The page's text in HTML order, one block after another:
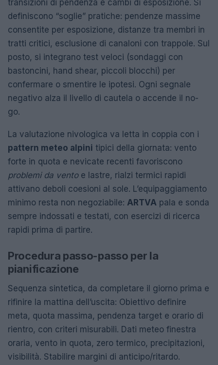
transizioni di pendenza e cambi di esposizione. Si
definiscono “soglie” pratiche: pendenze massime
consentite per esposizione, distanze tra membri in
tratti critici, esclusione di canaloni con trappole. Sul
posto, si integrano test veloci (sondaggi con
bastoncini, hand shear, piccoli blocchi) per
confermare o smentire le ipotesi. Ogni segnale
negativo alza il livello di cautela o accende il no-
go.
La valutazione nivologica va letta in coppia con i
pattern meteo alpini tipici della giornata: vento
forte in quota e nevicate recenti favoriscono
problemi da ventoe lastre, rialzi termici rapidi
attivano deboli coesioni al sole. L’equipaggiamento
minimo resta non negoziabile: ARTVA pala e sonda
sempre indossati e testati, con esercizi di ricerca
rapidi prima di partire.
Procedura passo-passo per la
pianificazione
Sequenza sintetica, da completare il giorno prima e
rifinire la mattina dell’uscita: Obiettivo definire
meta, quota massima, pendenza target e orario di
rientro, con criteri misurabili. Dati meteo finestra
oraria, vento in quota, zero termico, precipitazioni,
visibilità. Stabilire margini di anticipo/ritardo.